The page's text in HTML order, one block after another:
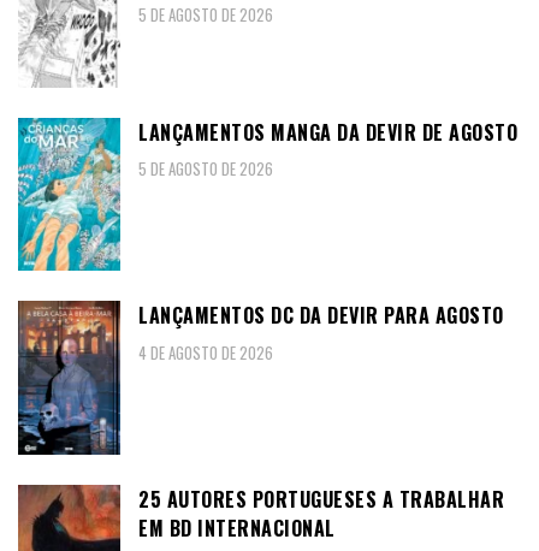
5 DE AGOSTO DE 2026
LANÇAMENTOS MANGA DA DEVIR DE AGOSTO
5 DE AGOSTO DE 2026
LANÇAMENTOS DC DA DEVIR PARA AGOSTO
4 DE AGOSTO DE 2026
25 AUTORES PORTUGUESES A TRABALHAR
EM BD INTERNACIONAL